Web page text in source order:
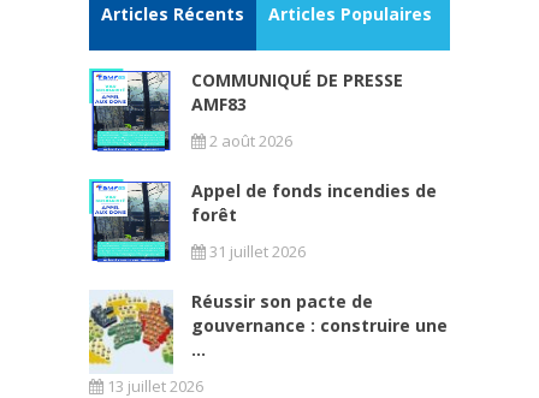
Articles Récents Articles Populaires
COMMUNIQUÉ DE PRESSE
AMF83
2 août 2026
Appel de fonds incendies de
forêt
31 juillet 2026
Réussir son pacte de
gouvernance : construire une
...
13 juillet 2026